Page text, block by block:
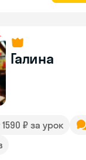
Галина
1590 ₽ за урок